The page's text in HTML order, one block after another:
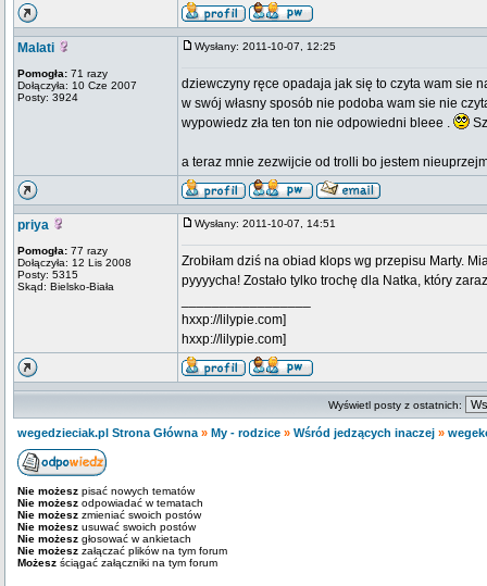
Malati
Pomogła: 71 razy
Dołączyła: 10 Cze 2007
Posty: 3924
Wysłany: 2011-10-07, 12:25
dziewczyny ręce opadaja jak się to czyta wam sie
w swój własny sposób nie podoba wam sie nie
wypowiedz zła ten ton nie odpowiedni bleee .
a teraz mnie zezwijcie od trolli bo jestem
priya
Pomogła: 77 razy
Dołączyła: 12 Lis 2008
Posty: 5315
Skąd: Bielsko-Biała
Wysłany: 2011-10-07, 14:51
Zrobiłam dziś na obiad klops wg przepisu Marty.
pyyyycha! Zostało tylko trochę dla Natka, który
hxxp://lilypie.com]
hxxp://lilypie.com]
Wyświetl posty z ostatnich:
wegedzieciak.pl Strona Główna » My - rodzice » Wśród jedzących inaczej »
Nie możesz pisać nowych tematów
Nie możesz odpowiadać w tematach
Nie możesz zmieniać swoich postów
Nie możesz usuwać swoich postów
Nie możesz głosować w ankietach
Nie możesz załączać plików na tym forum
Możesz ściągać załączniki na tym forum